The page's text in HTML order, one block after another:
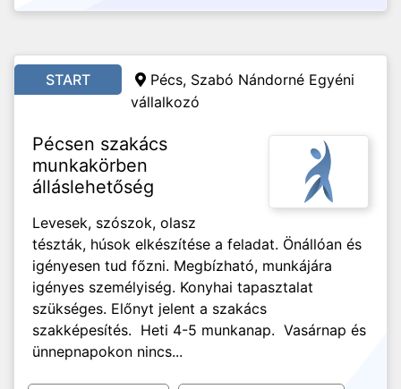
START
Pécs, Szabó Nándorné Egyéni
vállalkozó
Pécsen szakács
munkakörben
álláslehetőség
Levesek, szószok, olasz
tészták, húsok elkészítése a feladat. Önállóan és
igényesen tud főzni. Megbízható, munkájára
igényes személyiség. Konyhai tapasztalat
szükséges. Előnyt jelent a szakács
szakképesítés. Heti 4-5 munkanap. Vasárnap és
ünnepnapokon nincs...